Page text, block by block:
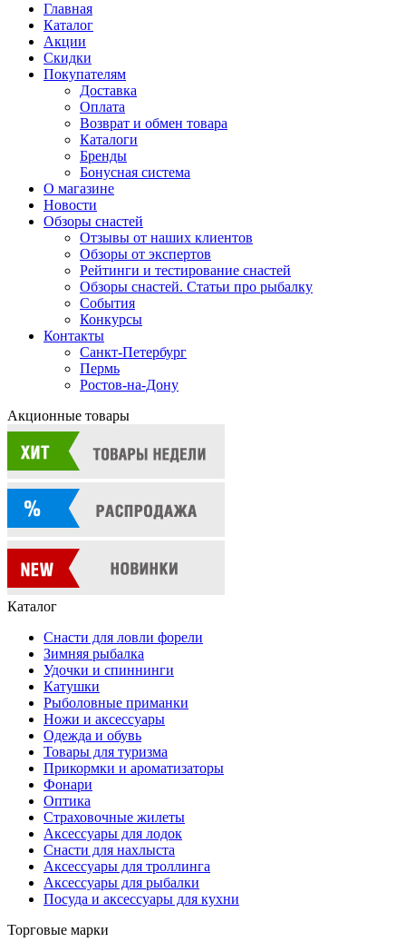
Главная
Каталог
Акции
Скидки
Покупателям
Доставка
Оплата
Возврат и обмен товара
Каталоги
Бренды
Бонусная система
О магазине
Новости
Обзоры снастей
Отзывы от наших клиентов
Обзоры от экспертов
Рейтинги и тестирование снастей
Обзоры снастей. Статьи про рыбалку
События
Конкурсы
Контакты
Санкт-Петербург
Пермь
Ростов-на-Дону
Акционные товары
Каталог
Снасти для ловли форели
Зимняя рыбалка
Удочки и спиннинги
Катушки
Рыболовные приманки
Ножи и аксессуары
Одежда и обувь
Товары для туризма
Прикормки и ароматизаторы
Фонари
Оптика
Страховочные жилеты
Аксессуары для лодок
Снасти для нахлыста
Аксессуары для троллинга
Аксессуары для рыбалки
Посуда и аксессуары для кухни
Торговые марки